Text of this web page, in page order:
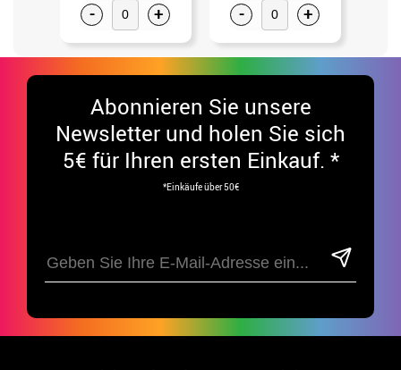
- + - +
Abonnieren Sie unsere
Newsletter und holen Sie sich
5€ für Ihren ersten Einkauf. *
*Einkäufe über 50€